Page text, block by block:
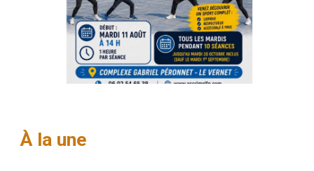
À la une